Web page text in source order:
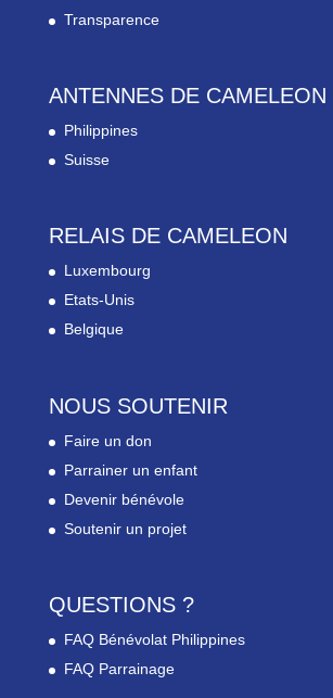
Transparence
ANTENNES DE CAMELEON
Philippines
Suisse
RELAIS DE CAMELEON
Luxembourg
Etats-Unis
Belgique
NOUS SOUTENIR
Faire un don
Parrainer un enfant
Devenir bénévole
Soutenir un projet
QUESTIONS ?
FAQ Bénévolat Philippines
FAQ Parrainage